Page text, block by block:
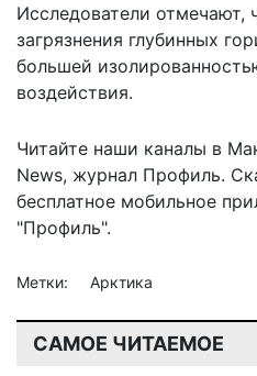
Исследователи отмечают,
загрязнения глубинных
большей
воздействия.
Читайте наши каналы в
News, журнал Профиль.
бесплатное мобильное
"Профиль".
Метки: Арктика
САМОЕ ЧИТАЕМОЕ